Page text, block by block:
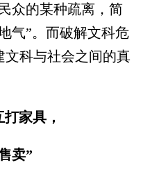
众的某种疏离，简
气”。而破解文科危
文科与社会之间的真
家具，
卖”